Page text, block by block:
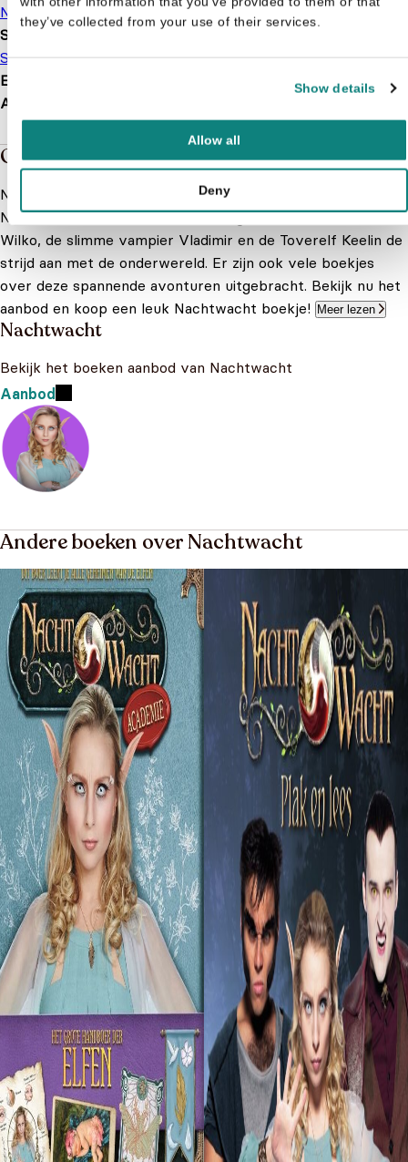
they’ve collected from your use of their services.
Show details
Allow all
Deny
Nachtwacht
Soort boek
Stickerboek
EAN
Afmetingen
Over de boeken van Nachtwacht
Nog een succesverhaal uit het Belgische Studio 100:
Nachtwacht. In deze nieuwe show gaan de stoere weerwolf
Wilko, de slimme vampier Vladimir en de Toverelf Keelin de
strijd aan met de onderwereld. Er zijn ook vele boekjes
over deze spannende avonturen uitgebracht. Bekijk nu het
aanbod en koop een leuk Nachtwacht boekje!
Meer lezen
Nachtwacht
Bekijk het boeken aanbod van Nachtwacht
Aanbod
Andere boeken over Nachtwacht